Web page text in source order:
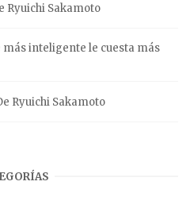
Ryuichi Sakamoto
más inteligente le cuesta más
Ryuichi Sakamoto